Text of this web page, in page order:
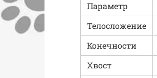
Параметр
Телосложение
Конечности
Хвост